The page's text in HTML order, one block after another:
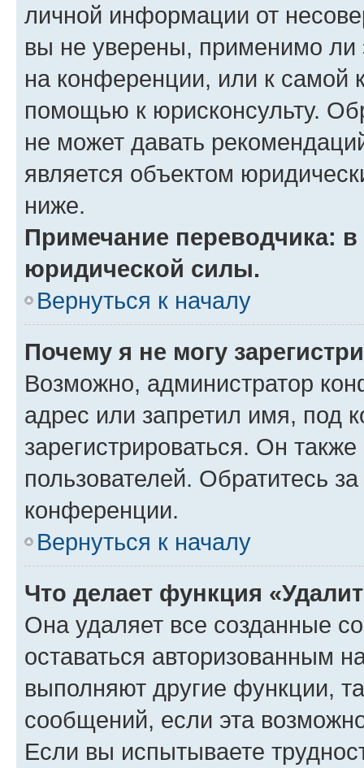
личной информации от
вы не уверены, применимо ли
на конференции, или к самой
помощью к юрисконсульту.
не может давать
является объектом
ниже.
Примечание переводчика:
юридической силы.
Вернуться к началу
Почему я не могу
Возможно, администратор
адрес или запретил имя, под
зарегистрироваться. Он
пользователей. Обратитесь
конференции.
Вернуться к началу
Что делает функция
Она удаляет все созданные
оставаться авторизованным
выполняют другие функции,
сообщений, если эта
Если вы испытываете